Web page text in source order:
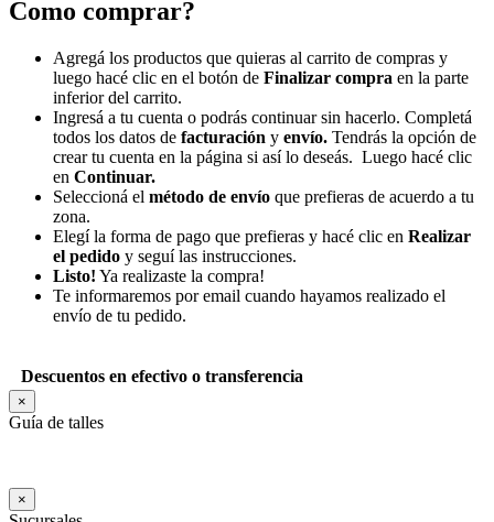
Como comprar?
Agregá los productos que quieras al carrito de compras y
luego hacé clic en el botón de Finalizar compra en la parte
inferior del carrito.
Ingresá a tu cuenta o podrás continuar sin hacerlo. Completá
todos los datos de facturación y envío. Tendrás la opción de
crear tu cuenta en la página si así lo deseás. Luego hacé clic
en Continuar.
Seleccioná el método de envío que prefieras de acuerdo a tu
zona.
Elegí la forma de pago que prefieras y hacé clic en Realizar
el pedido y seguí las instrucciones.
Listo! Ya realizaste la compra!
Te informaremos por email cuando hayamos realizado el
envío de tu pedido.
Descuentos en efectivo o transferencia
×
Guía de talles
×